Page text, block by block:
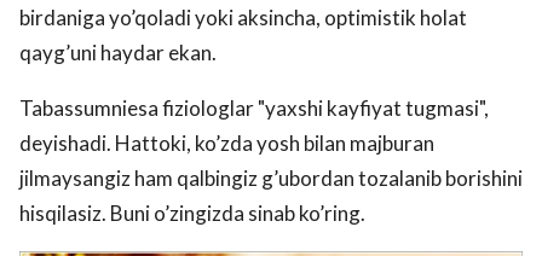
birdaniga yo’qoladi yoki aksincha, optimistik holat
qayg’uni haydar ekan.
Tabassumniesa fiziologlar "yaxshi kayfiyat tugmasi",
deyishadi. Hattoki, ko’zda yosh bilan majburan
jilmaysangiz ham qalbingiz g’ubordan tozalanib borishini
hisqilasiz. Buni o’zingizda sinab ko’ring.